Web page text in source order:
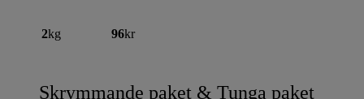
2kg 96kr
Skrymmande paket & Tunga paket